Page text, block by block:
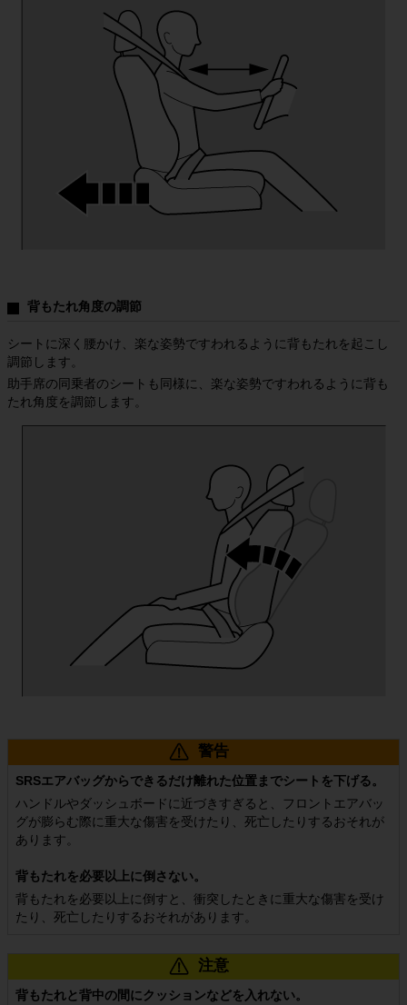
（２）本サービスにより提供する取扱説明書の内容は、取扱説明書が制作さ
れた年代の法規制等に基づいた内容であり現在の法規制等に適合した最新の
内容ではない場合があること
（３）本サービスにより提供する取扱説明書の内容は、当社製品の仕様変更
等にともない製品に同梱されている取扱説明書と一部内容が異なる場合があ
（４）本サービスに記載された当社製品のボディカラー及び内装色は、撮影
及び表示画面の関係で実際の色と異なって見える場合があること
（５）本サービスに記載された当社製品の3D画像はCGによるイメージ画像
であり、実際の製品、仕様、色と異なる場合があること
（６）当社製品の製品保証は、本サービスに基づく提供はしておらず、当社
製品に同梱された書面に基づき提供していること
ないこと
性、利用可能性、安全性、信頼性及び無故障性等
益又は損害（本サービスの利用機会の喪失その他付随的損害、間接損害、特
別損害、将来の損害及び逸失利益等一切の不利益又は損害を含みますがこれ
に限られません。以下、「損害等」といいます。）について、一切責任を負
いません。
３．お客様は、お客様自身の自己責任において本サービスを利用するものと
し、本サービスを利用したこと又は利用しなかったことに起因して、お客様
４．当社は、お客様がデータへの不正アクセスや不正改変等の行為を行うこ
とによってお客様に生じる損害等に対して一切の責任を負いません。
５．当社は、お客様が本サービスを利用するための携帯電話、スマートフォ
ン、タブレット、PCその他のあらゆる機器（以下、「利用端末機」とい
う。）のハードウェア又はソフトウェアに改変、改造、技術的修正等を施
し、本サービスを正常に利用できないことにより被った損害等について一切
の賠償責任を負わないものとし、かつ、本サービスの利用復帰等の一切の対
応を行わないものとします。
６．お客様は、本サービスを利用する場合、その利用する国又は地域におい
て適用される法令・規制を遵守しなければならず、当社はお客様の法令・規
制の違反につき一切の責任を負いません。
８．当社は、理由の如何を問わず、本サービスの不具合、内容の追加、変
更、停止、中止又は廃止につき一切の責任を免除され、これらによりお客様
になんらかの損害等が生じたとしても、当社は、一切責任を負いません。
が債務不履行又は不法行為に基づき損害賠償責任を負う場合については、本
条件のうち、当社の損害賠償責任を完全に免責する規定は適用されないもの
とします。この場合において、当社は、当社に故意又は重過失がある場合を
を負うものとし、第４条第２項に定める損害等（損害発生につき予見し、又
は予見し得た場合を含む。）については、一切の責任を負いません。
本サービス利用にかかる対価は、無料とします。
第６条（本サービスの利用環境）
背もたれ角度の調節
シートに深く腰かけ、楽な姿勢ですわれるように背もたれを起こし
調節します。
助手席の同乗者のシートも同様に、楽な姿勢ですわれるように背も
たれ角度を調節します。
警告
SRSエアバッグからできるだけ離れた位置までシートを下げる。
ハンドルやダッシュボードに近づきすぎると、フロントエアバッ
グが膨らむ際に重大な傷害を受けたり、死亡したりするおそれが
あります。
背もたれを必要以上に倒さない。
背もたれを必要以上に倒すと、衝突したときに重大な傷害を受け
たり、死亡したりするおそれがあります。
注意
背もたれと背中の間にクッションなどを入れない。